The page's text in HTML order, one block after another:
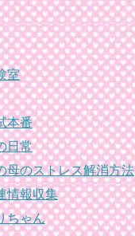
室
本番
日常
母のストレス解消方法
情報収集
ちゃん